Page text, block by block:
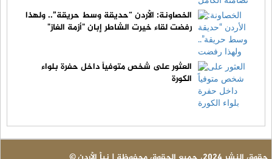
الخصاونة: الأردن “حديقة وسط حريقة”.. ولهذا
رفضت لقاء خيرت الشاطر إبان "أزمة الغاز"
العثور على شخص متوفياً داخل حفرة بلواء
الكورة